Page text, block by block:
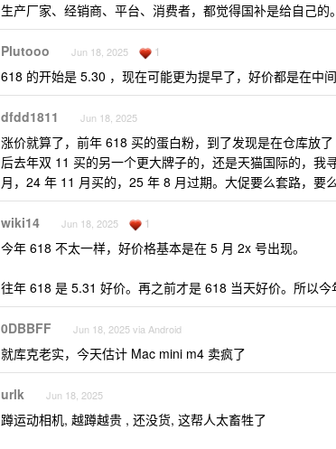
生产厂家、经销商、平台、消费者，都觉得国补是给自己的。
Plutooo Jun 18, 2025 1
618 的开始是 5.30 ，现在可能更为提早了，好价都是在中
dfdd1811 Jun 18, 2025
涨价就算了，前年 618 买的蛋白粉，到了发现是在仓库放
后去年双 11 买的另一个更大牌子的，还是天猫国际的，
月，24 年 11 月买的，25 年 8 月过期。大促要么套路，要
wiki14 Jun 18, 2025 1
今年 618 不太一样，好价格基本是在 5 月 2x 号出现。
往年 618 是 5.31 好价。再之前才是 618 当天好价。所以今
0DBBFF Jun 18, 2025 via Android
就库克老实，今天估计 Mac mini m4 卖疯了
urlk Jun 18, 2025
蹲运动相机, 越蹲越贵 , 还没货, 这帮人太畜牲了